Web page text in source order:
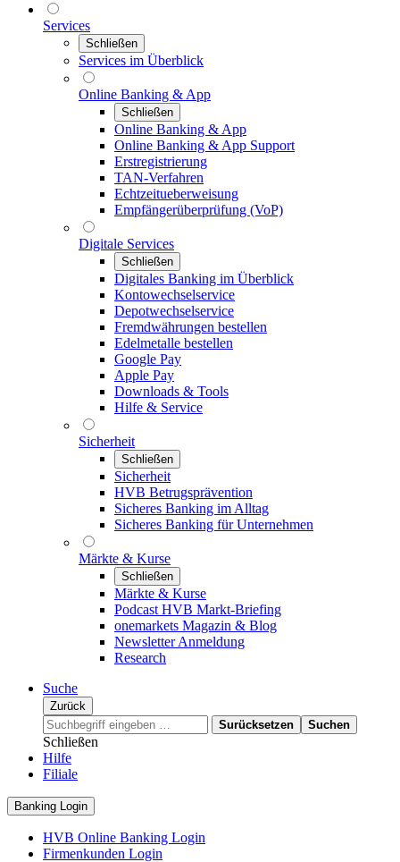
Services
Schließen
Services im Überblick
Online Banking & App
Schließen
Online Banking & App
Online Banking & App Support
Erstregistrierung
TAN-Verfahren
Echtzeitueberweisung
Empfängerüberprüfung (VoP)
Digitale Services
Schließen
Digitales Banking im Überblick
Kontowechselservice
Depotwechselservice
Fremdwährungen bestellen
Edelmetalle bestellen
Google Pay
Apple Pay
Downloads & Tools
Hilfe & Service
Sicherheit
Schließen
Sicherheit
HVB Betrugsprävention
Sicheres Banking im Alltag
Sicheres Banking für Unternehmen
Märkte & Kurse
Schließen
Märkte & Kurse
Podcast HVB Markt-Briefing
onemarkets Magazin & Blog
Newsletter Anmeldung
Research
Suche
Zurück
Surücksetzen
Suchen
Schließen
Hilfe
Filiale
Banking Login
HVB Online Banking Login
Firmenkunden Login